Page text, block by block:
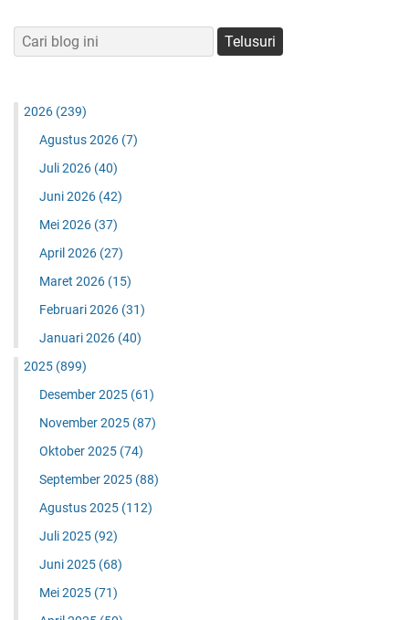
2026 (239)
Agustus 2026 (7)
Juli 2026 (40)
Juni 2026 (42)
Mei 2026 (37)
April 2026 (27)
Maret 2026 (15)
Februari 2026 (31)
Januari 2026 (40)
2025 (899)
Desember 2025 (61)
November 2025 (87)
Oktober 2025 (74)
September 2025 (88)
Agustus 2025 (112)
Juli 2025 (92)
Juni 2025 (68)
Mei 2025 (71)